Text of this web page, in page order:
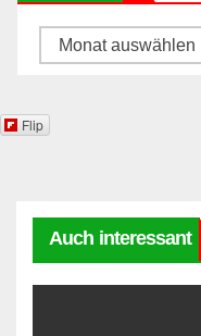
Archive
Flip
Auch interessant